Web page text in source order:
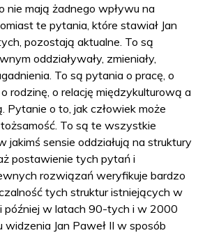
nie mają żadnego wpływu na
te pytania, które stawiał Jan
pozostają aktualne. To są
oddziaływały, zmieniały,
To są pytania o pracę, o
rodzinę, o relację międzykulturową a
Pytanie o to, jak człowiek może
To są te wszystkie
jakimś sensie oddziałują na struktury
postawienie tych pytań i
rozwiązań weryfikuje bardzo
tych struktur istniejących w
później w latach 90-tych i w 2000
widzenia Jan Paweł II w sposób